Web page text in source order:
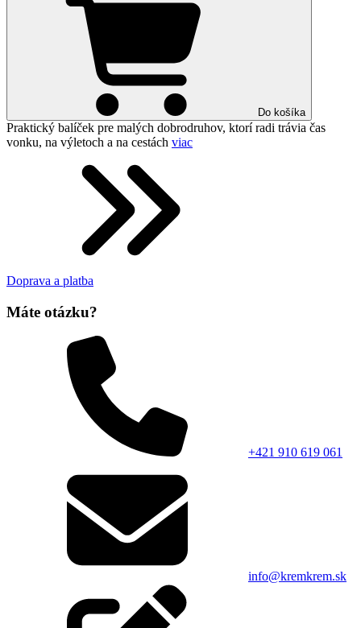
Do košíka
Praktický balíček pre malých dobrodruhov, ktorí radi trávia čas
vonku, na výletoch a na cestách viac
Doprava a platba
Máte otázku?
+421 910 619 061
info@kremkrem.sk